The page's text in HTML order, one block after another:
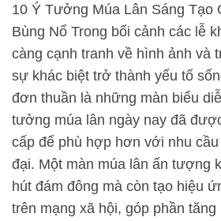
10 Ý Tưởng Múa Lân Sáng Tạo
Bùng Nổ Trong bối cảnh các lễ
càng cạnh tranh về hình ảnh và
sự khác biệt trở thành yếu tố
đơn thuần là những màn biểu
tưởng múa lân ngày nay đã
cấp để phù hợp hơn với nhu
đại. Một màn múa lân ấn tượng
hút đám đông mà còn tạo hiệu
trên mạng xã hội, góp phần